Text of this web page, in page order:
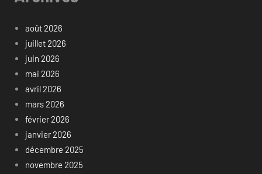
août 2026
juillet 2026
juin 2026
mai 2026
avril 2026
mars 2026
février 2026
janvier 2026
décembre 2025
novembre 2025